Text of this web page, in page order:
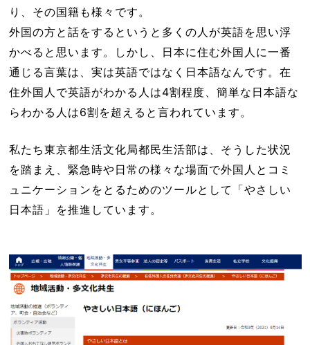
り、その国籍も様々です。
外国の方と話をするというと多くの人が英語を思い浮
かべると思います。しかし、日本に住む外国人に一番
通じる言葉は、実は英語ではなく日本語なんです。在
住外国人で英語がわかる人は4割程度、簡単な日本語な
らわかる人は6割を超えると言われています。
私たち東京都生活文化局都民生活部は、そうした状況
を踏まえ、緊急時や日常の様々な場面で外国人とコミ
ュニケーションをとるためのツールとして「やさしい
日本語」を推進しています。